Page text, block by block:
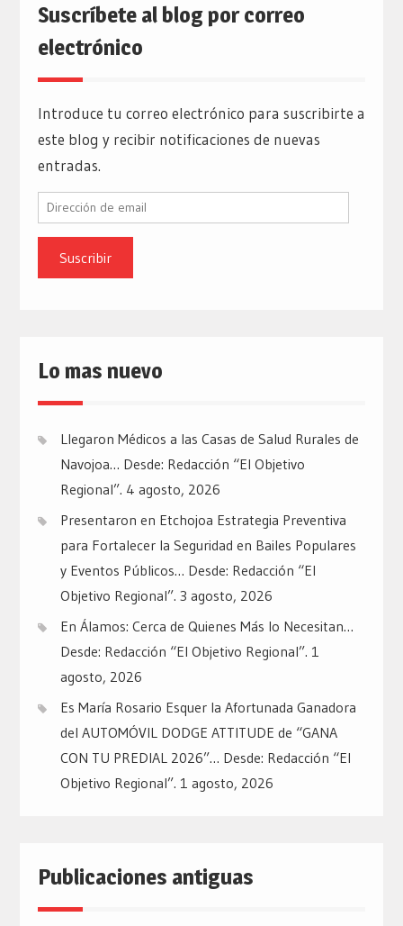
Suscríbete al blog por correo
electrónico
Introduce tu correo electrónico para suscribirte a
este blog y recibir notificaciones de nuevas
entradas.
Dirección
email
Lo mas nuevo
Llegaron Médicos a las Casas de Salud Rurales de
Navojoa… Desde: Redacción “El Objetivo
Regional”. 4 agosto, 2026
Presentaron en Etchojoa Estrategia Preventiva
para Fortalecer la Seguridad en Bailes Populares
y Eventos Públicos… Desde: Redacción “El
Objetivo Regional”. 3 agosto, 2026
En Álamos: Cerca de Quienes Más lo Necesitan…
Desde: Redacción “El Objetivo Regional”. 1
agosto, 2026
Es María Rosario Esquer la Afortunada Ganadora
del AUTOMÓVIL DODGE ATTITUDE de “GANA
CON TU PREDIAL 2026”… Desde: Redacción “El
Objetivo Regional”. 1 agosto, 2026
Publicaciones antiguas